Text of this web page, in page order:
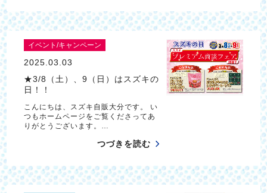
イベント/キャンペーン
2025.03.03
★3/8（土）、9（日）はスズキの
日！！
こんにちは、スズキ自販大分です。 い
つもホームページをご覧くださってあ
りがとうございます。…
つづきを読む